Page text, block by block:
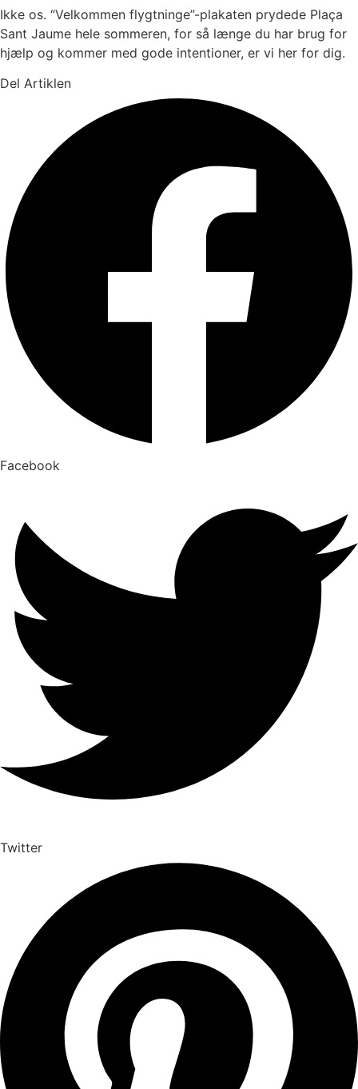
Ikke os. “Velkommen flygtninge”-plakaten prydede Plaça
Sant Jaume hele sommeren, for så længe du har brug for
hjælp og kommer med gode intentioner, er vi her for dig.
Del Artiklen
Facebook
Twitter